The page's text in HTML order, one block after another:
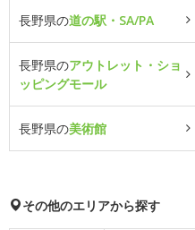
長野県の道の駅・SA/PA
長野県のアウトレット・ショ
ッピングモール
長野県の美術館
その他のエリアから探す